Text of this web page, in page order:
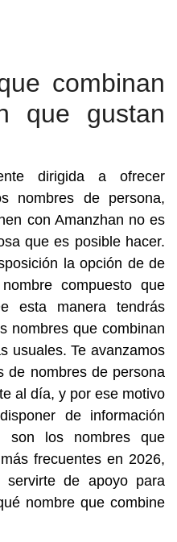
combinan
que gustan
dirigida a ofrecer
nombres de persona,
con Amanzhan no es
que es posible hacer.
la opción de de
compuesto que
esta manera tendrás
nombres que combinan
usuales. Te avanzamos
de nombres de persona
al día, y por ese motivo
de información
son los nombres que
frecuentes en 2026,
servirte de apoyo para
nombre que combine